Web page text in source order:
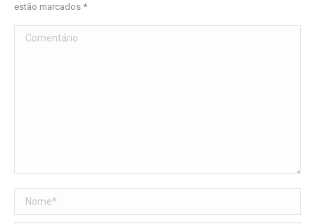
estão marcados *
Comentário
Nome *